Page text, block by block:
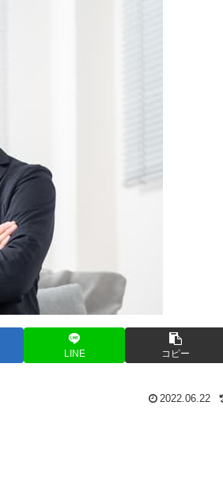
LINE コピー
2022.06.22